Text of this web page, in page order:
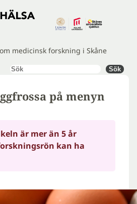
medicinsk forskning i Skåne
Sök Sök
på menyn
är mer än 5 år
kan ha